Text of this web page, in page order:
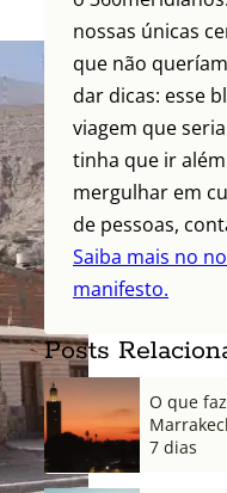
nossas únicas
que não
dar dicas: esse
viagem que
tinha que ir
mergulhar em
de pessoas,
Saiba mais no
manifesto.
Posts
O que
7 dias